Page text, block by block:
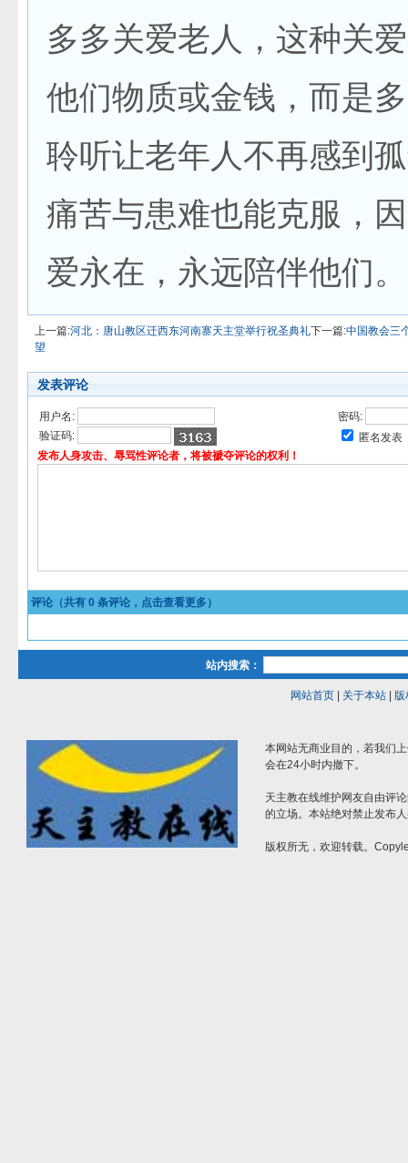
多多关爱老人，这种关
他们物质或金钱，而是
聆听让老年人不再感到
痛苦与患难也能克服，
爱永在，永远陪伴他们。
上一篇:河北：唐山教区迁西东河南寨天主堂举行祝圣典礼下一篇:中国教会三
望
发表评论
用户名:
密码:
验证码:
匿名发表
发布人身攻击、辱骂性评论者，将被褫夺评论的权利！
评论（共有 0 条评论，点击查看更多）
站内搜索：
网站首页| 关于本站| 版
本网站无商业目的，若我们
会在24小时内撤下。
天主教在线维护网友自由评
的立场。本站绝对禁止发布
版权所无，欢迎转载。